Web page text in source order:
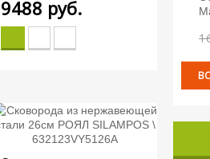
9488 руб.